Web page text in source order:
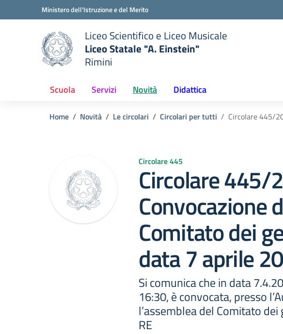
Vai ai contenuti
Vai al menu di navigazioneMinistero dell'Istruzione e del Merito
scuola
Liceo Scientifico e Liceo Musicale
Liceo Statale "A. Einstein"
Rimini
Scuola Servizi Novità Didattica
Home Novità Le circolari Circolari per tutti Circolare 445/
Circolare 445
Circolare 445/
Convocazione
Comitato dei
data 7 aprile
Si comunica che in data
16:30, è convocata, presso
l’assemblea del Comitato dei
RE